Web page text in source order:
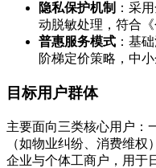
隐私保护机制 ：采
动脱敏处理，符合
普惠服务模式 ：基
阶梯定价策略，中
目标用户群体
主要面向三类核心用户：
（如物业纠纷、消费维
企业与个体工商户，用于